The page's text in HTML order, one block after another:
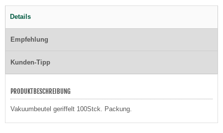
Details
Empfehlung
Kunden-Tipp
PRODUKTBESCHREIBUNG
Vakuumbeutel geriffelt 100Stck. Packung.